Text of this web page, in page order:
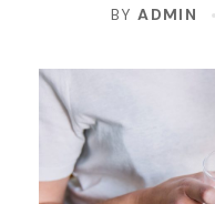
BYADMIN